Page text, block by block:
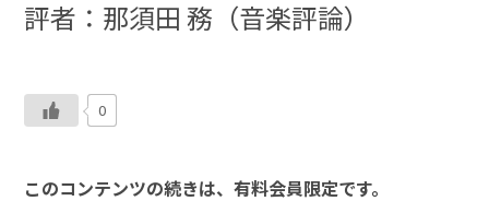
評者：那須田 務（音楽評論）
0
このコンテンツの続きは、有料会員限定です。